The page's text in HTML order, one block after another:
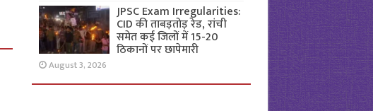
JPSC Exam Irregularities:
CID की ताबड़तोड़ रेड, रांची
समेत कई जिलों में 15-20
ठिकानों पर छापेमारी
August 3, 2026